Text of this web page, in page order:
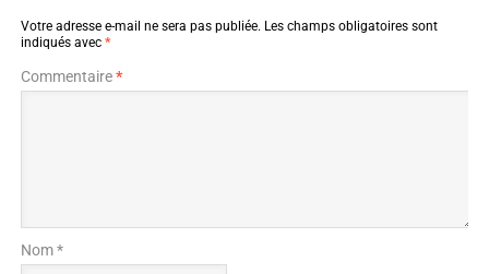
Votre adresse e-mail ne sera pas publiée. Les champs obligatoires sont
indiqués avec *
Commentaire*
Nom *